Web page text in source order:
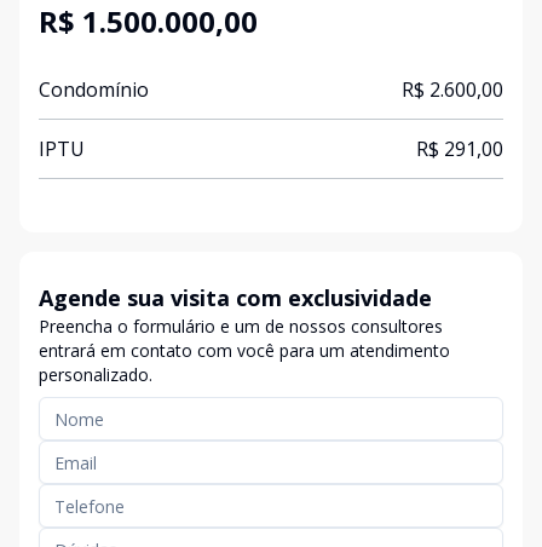
R$ 1.500.000,00
Condomínio R$ 2.600,00
IPTU R$ 291,00
Agende sua visita com exclusividade
Preencha o formulário e um de nossos consultores
entrará em contato com você para um atendimento
personalizado.